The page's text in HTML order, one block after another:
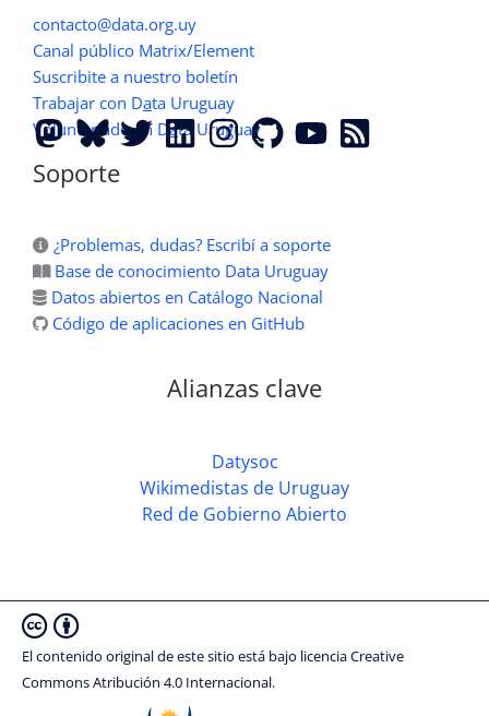
“Por
mi
barrio”
contacto@data.org.uy
Canal público Matrix/Element
Suscribite a nuestro boletín
Trabajar con Data Uruguay
Voluntariado en Data Uruguay
Soporte
¿Problemas, dudas? Escribí a soporte
Base de conocimiento Data Uruguay
Datos abiertos en Catálogo Nacional
Código de aplicaciones en GitHub
Alianzas clave
Datysoc
Wikimedistas de Uruguay
Red de Gobierno Abierto
El contenido original de este sitio está bajo licencia Creative
Commons Atribución 4.0 Internacional.